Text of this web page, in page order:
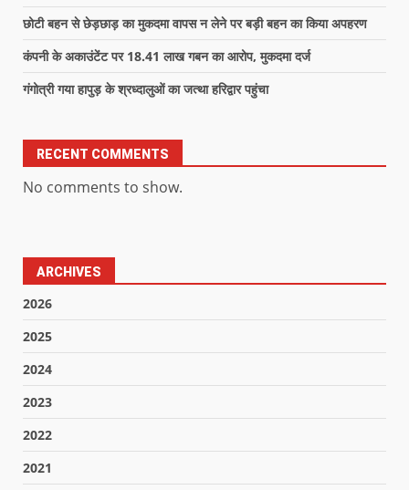
छोटी बहन से छेड़छाड़ का मुकदमा वापस न लेने पर बड़ी बहन का किया अपहरण
कंपनी के अकाउंटेंट पर 18.41 लाख गबन का आरोप, मुकदमा दर्ज
गंगोत्री गया हापुड़ के श्रध्दालुओं का जत्था हरिद्वार पहुंचा
RECENT COMMENTS
No comments to show.
ARCHIVES
2026
2025
2024
2023
2022
2021